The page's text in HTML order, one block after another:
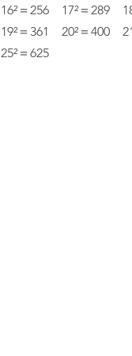
16²＝256　17²＝289　
19²＝361　20²＝400　
25²＝625